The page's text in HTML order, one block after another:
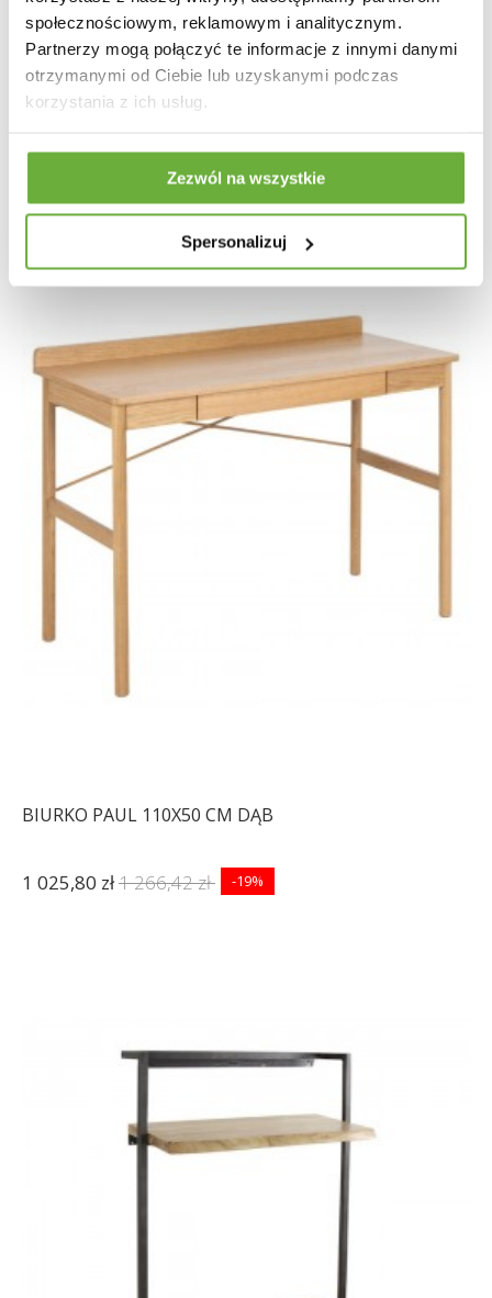
społecznościowym, reklamowym i analitycznym.
Partnerzy mogą połączyć te informacje z innymi danymi
otrzymanymi od Ciebie lub uzyskanymi podczas
korzystania z ich usług.
Zezwól na wszystkie
Spersonalizuj
BIURKO STUDIO 160X49 CM
1 147,70 zł1 289,55 zł
BIURKO PAUL 110X50 CM DĄB
1 025,80 zł1 266,42 zł -19%